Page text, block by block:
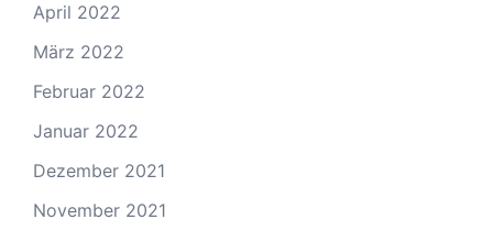
April 2022
März 2022
Februar 2022
Januar 2022
Dezember 2021
November 2021